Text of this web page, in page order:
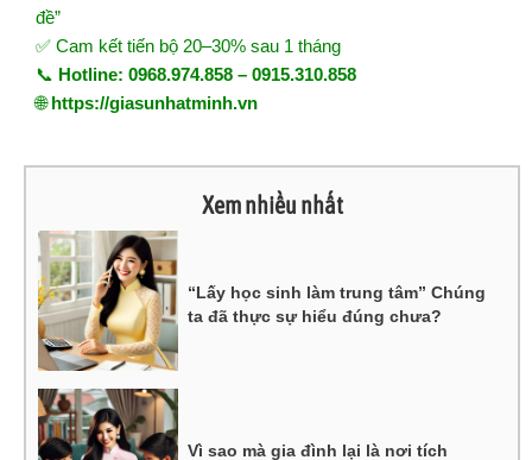
đề”
✅ Cam kết tiến bộ 20–30% sau 1 tháng
📞 Hotline: 0968.974.858 – 0915.310.858
🌐https://giasunhatminh.vn
Xem nhiều nhất
“Lấy học sinh làm trung tâm” Chúng
ta đã thực sự hiểu đúng chưa?
Vì sao mà gia đình lại là nơi tích